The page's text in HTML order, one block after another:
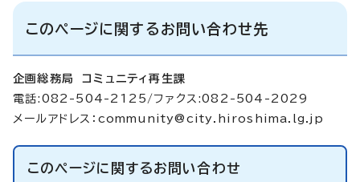
このページに関するお問い合わせ先
企画総務局 コミュニティ再生課
電話:082-504-2125/ファクス:082-504-2029
メールアドレス： community@city.hiroshima.lg.jp
このページに関するお問い合わせ